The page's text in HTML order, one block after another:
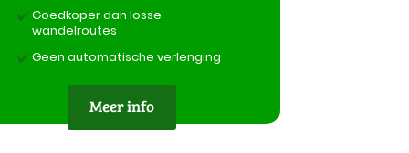
Goedkoper dan losse
wandelroutes
Geen automatische verlenging
Meer info